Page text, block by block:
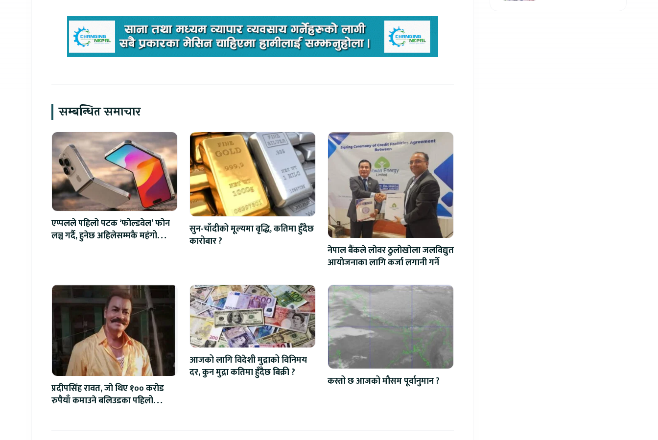
सम्बन्धित समाचार
एप्पलले पहिलो पटक ‘फोल्डवेल’ फोन
लञ्च गर्दै, हुनेछ अहिलेसम्मकै महंगो
सुन-चाँदीको मूल्यमा वृद्धि, कतिमा हुँदैछ
कारोबार ?
नेपाल बैंकले लोवर ठुलोखोला जलविद्युत
आयोजनाका लागि कर्जा लगानी गर्ने
प्रदीपसिंह रावत, जो थिए १०० करोड
रुपैयाँ कमाउने बलिउडका पहिलो
आजको लागि विदेशी मुद्राको विनिमय
दर, कुन मुद्रा कतिमा हुँदैछ बिक्री ?
कस्तो छ आजको मौसम पूर्वानुमान ?